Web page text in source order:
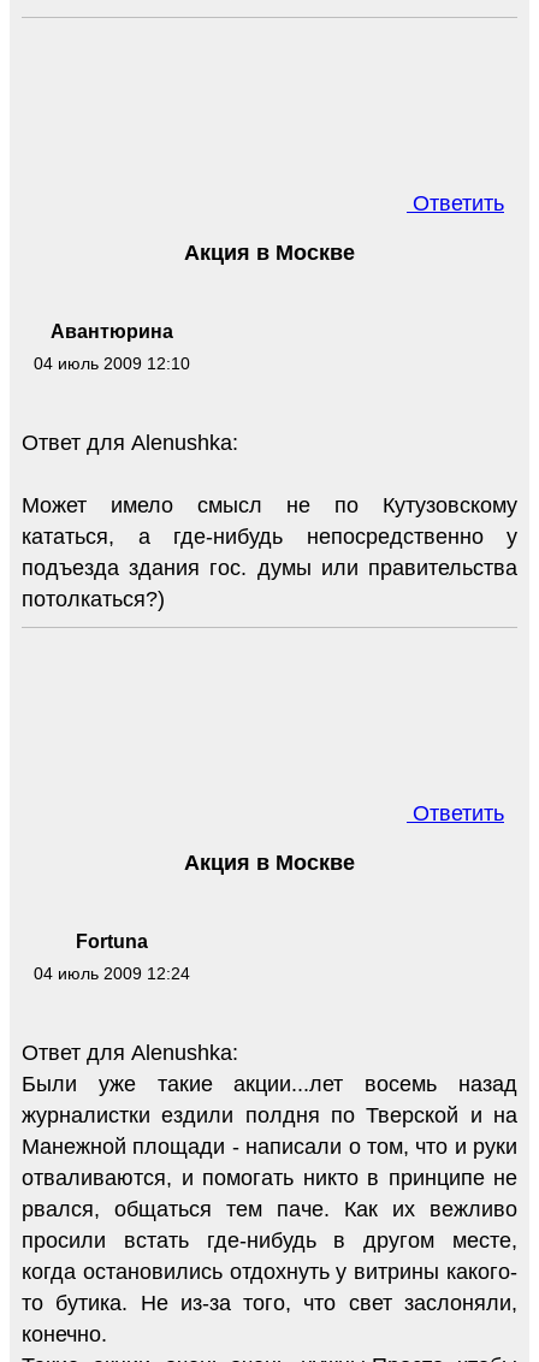
Ответить
Авантюрина
04 июль 2009 12:10
Акция в Москве
Ответ для Alenushka:
Может имело смысл не по Кутузовскому
кататься, а где-нибудь непосредственно у
подъезда здания гос. думы или правительства
потолкаться?)
Ответить
Fortuna
04 июль 2009 12:24
Акция в Москве
Ответ для Alenushka:
Были уже такие акции...лет восемь назад
журналистки ездили полдня по Тверской и на
Манежной площади - написали о том, что и руки
отваливаются, и помогать никто в принципе не
рвался, общаться тем паче. Как их вежливо
просили встать где-нибудь в другом месте,
когда остановились отдохнуть у витрины какого-
то бутика. Не из-за того, что свет заслоняли,
конечно.